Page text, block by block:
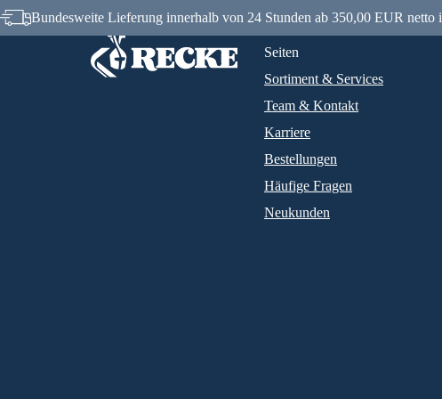
Bundesweite Lieferung innerhalb von 24 Stunden ab 350,00 EUR netto
Seiten
Sortiment & Services
Team & Kontakt
Karriere
Bestellungen
Häufige Fragen
Neukunden